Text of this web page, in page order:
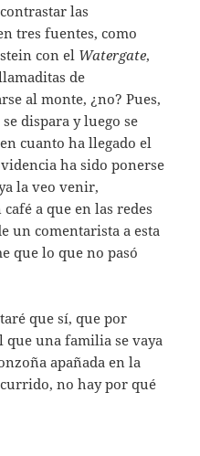
las
tres fuentes, como
con el Watergate,
de
al monte, ¿no? Pues,
dispara y luego se
cuanto ha llegado el
ha sido ponerse
la veo venir,
a que en las redes
un comentarista a esta
que lo que no pasó
que sí, que por
que una familia se vaya
apañada en la
no hay por qué